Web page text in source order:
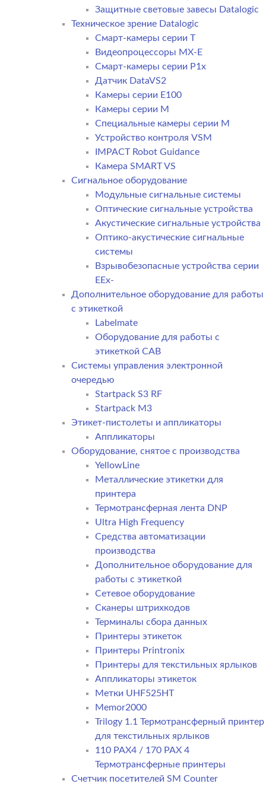
Защитные световые завесы Datalogic
Техническое зрение Datalogic
Смарт-камеры серии T
Видеопроцессоры MX-E
Смарт-камеры серии P1x
Датчик DataVS2
Камеры серии E100
Камеры серии M
Специальные камеры серии M
Устройство контроля VSM
IMPACT Robot Guidance
Камера SMART VS
Cигнальное оборудование
Модульные сигнальные системы
Оптические сигнальные устройства
Акустические сигнальные устройства
Оптико-акустические сигнальные
системы
Взрывобезопасные устройства серии
EEx-
Дополнительное оборудование для работы
с этикеткой
Labelmate
Оборудование для работы с
этикеткой CAB
Системы управления электронной
очередью
Startpack S3 RF
Startpack M3
Этикет-пистолеты и аппликаторы
Аппликаторы
Оборудование, снятое с производства
YellowLine
Металлические этикетки для
принтера
Термотрансферная лента DNP
Ultra High Frequency
Средства автоматизации
производства
Дополнительное оборудование для
работы с этикеткой
Сетевое оборудование
Сканеры штрихкодов
Терминалы сбора данных
Принтеры этикеток
Принтеры Printronix
Принтеры для текстильных ярлыков
Аппликаторы этикеток
Метки UHF525HT
Memor2000
Trilogy 1.1 Термотрансферный принтер
для текстильных ярлыков
110 PAX4 / 170 PAX 4
Термотрансферные принтеры
Счетчик посетителей SM Counter